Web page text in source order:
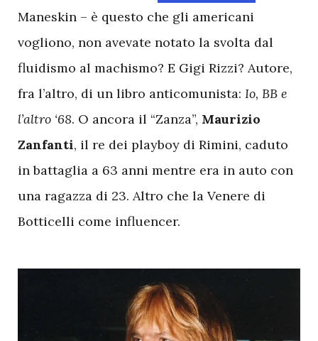
Maneskin – è questo che gli americani
vogliono, non avevate notato la svolta dal
fluidismo al machismo? E Gigi Rizzi? Autore,
fra l’altro, di un libro anticomunista: Io, BB e
l’altro ‘68. O ancora il “Zanza”, Maurizio
Zanfanti, il re dei playboy di Rimini, caduto
in battaglia a 63 anni mentre era in auto con
una ragazza di 23. Altro che la Venere di
Botticelli come influencer.